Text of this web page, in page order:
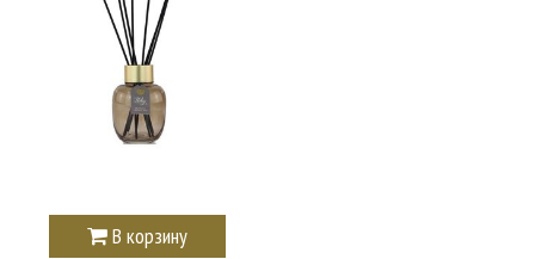
В корзину